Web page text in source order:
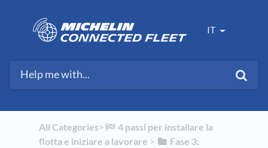
IT
All Categories​>​
​4 passi per installare la
flotta e iniziare a lavorare ​ > ​
​Fase 3: